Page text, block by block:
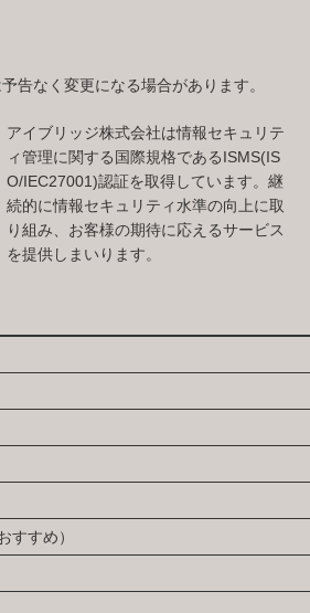
なく変更になる場合があります。
アイブリッジ株式会社は情報セキュリテ
ィ管理に関する国際規格であるISMS(IS
O/IEC27001)認証を取得しています。継
続的に情報セキュリティ水準の向上に取
り組み、お客様の期待に応えるサービス
を提供しまいります。
すすめ）